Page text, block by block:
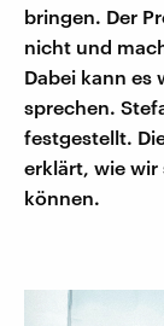
bringen. Der
nicht und
Dabei kann es
sprechen.
festgestellt.
erklärt, wie wir
können.